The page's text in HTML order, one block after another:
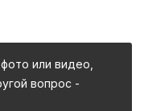
или видео,
вопрос -